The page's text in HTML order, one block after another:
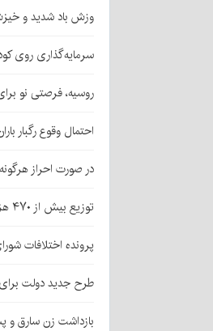
وزش باد شدید و
سرمایه‌گذاری روی
روسیه، فرصتی نو
احتمال وقوع رگبار
در صورت احراز
توزیع بیش از ۴۷۰ هزار لیتر آب میان عزاداران جامانده اربعین در کرمان
پرونده اختلافات
طرح جدید دولت
بازداشت زن سارق و پسر ۱۲ ساله‌اش